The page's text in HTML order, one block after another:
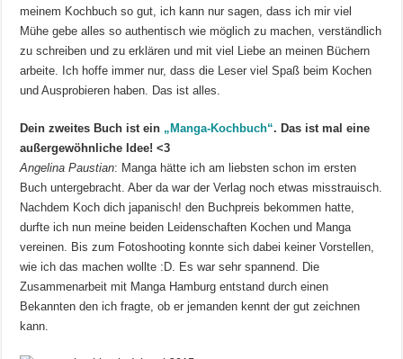
meinem Kochbuch so gut, ich kann nur sagen, dass ich mir viel
Mühe gebe alles so authentisch wie möglich zu machen, verständlich
zu schreiben und zu erklären und mit viel Liebe an meinen Büchern
arbeite. Ich hoffe immer nur, dass die Leser viel Spaß beim Kochen
und Ausprobieren haben. Das ist alles.
Dein zweites Buch ist ein „Manga-Kochbuch“. Das ist mal eine
außergewöhnliche Idee! <3
Angelina Paustian: Manga hätte ich am liebsten schon im ersten
Buch untergebracht. Aber da war der Verlag noch etwas misstrauisch.
Nachdem Koch dich japanisch! den Buchpreis bekommen hatte,
durfte ich nun meine beiden Leidenschaften Kochen und Manga
vereinen. Bis zum Fotoshooting konnte sich dabei keiner Vorstellen,
wie ich das machen wollte :D. Es war sehr spannend. Die
Zusammenarbeit mit Manga Hamburg entstand durch einen
Bekannten den ich fragte, ob er jemanden kennt der gut zeichnen
kann.